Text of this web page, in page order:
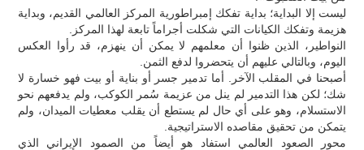
ليست إلا البداية؛ بداية تفكك إمبراطورية المركز العالمي القديم، وبداية
هزيمة وتفكك الكيانات التي شكلت أجراماً تابعة لهذا المركز.
النواطير، الذين ظنوا أن معلمهم لا يمكن أن ينهزم، قد رأوا العكس
اليوم، وبالتالي عليهم أن يتحضروا لدفع الثمن.
أصبحنا في المقلب الآخر. أما تدمير جسر أو بناية أو بيت فهو خسارة لا
شك؛ لكن هذا التدمير لم ينل من عزيمة سُمر الكوكب، ولم يدفعهم نحو
الاستسلام، وهو على أي حال لم يستطع أن يقلب معطيات الميدان، ولم
يتمكن من تحقيق مقاصده الاستراتيجية.
محور الصعود العالمي استفاد هو أيضاً من الصمود الإيراني الذي